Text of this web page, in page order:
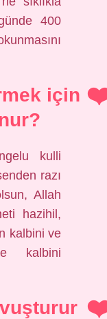
400
için
kulli
razı
Allah
hazihil,
kalbini ve
kalbini